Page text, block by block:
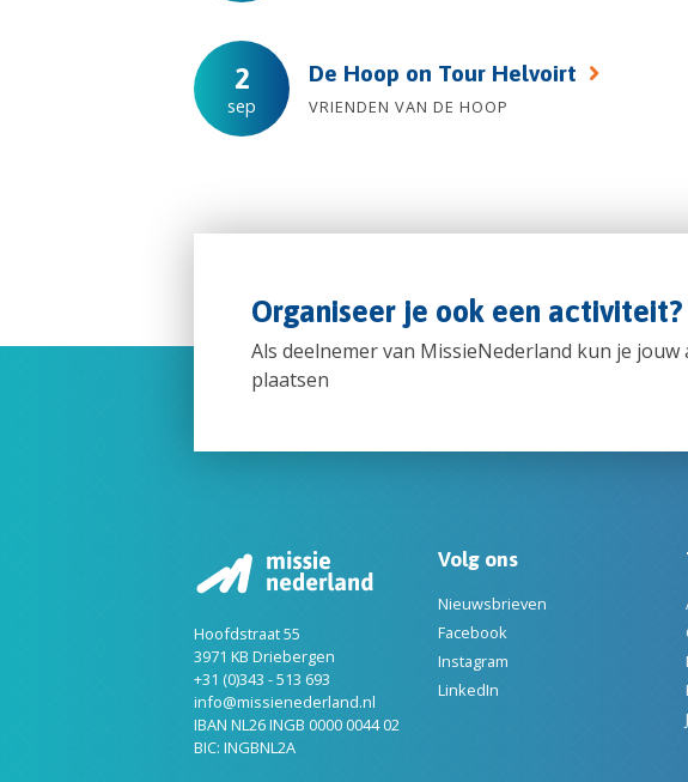
2
sep
De Hoop on Tour Helvoirt
VRIENDEN VAN DE HOOP
Organiseer je ook een activiteit?
Als deelnemer van MissieNederland kun je
plaatsen
Hoofdstraat 55
3971 KB Driebergen
+31 (0)343 - 513 693
info@missienederland.nl
IBAN NL26 INGB 0000 0044 02
BIC: INGBNL2A
Volg ons
Nieuwsbrieven
Facebook
Instagram
LinkedIn